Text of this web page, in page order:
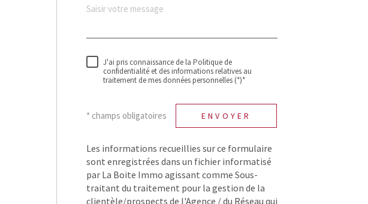
J'ai pris connaissance de la Politique de
confidentialité et des informations relatives au
traitement de mes données personnelles (*)*
* champs obligatoires ENVOYER
Les informations recueillies sur ce formulaire
sont enregistrées dans un fichier informatisé
par La Boite Immo agissant comme Sous-
traitant du traitement pour la gestion de la
clientèle/prospects de l'Agence / du Réseau qui